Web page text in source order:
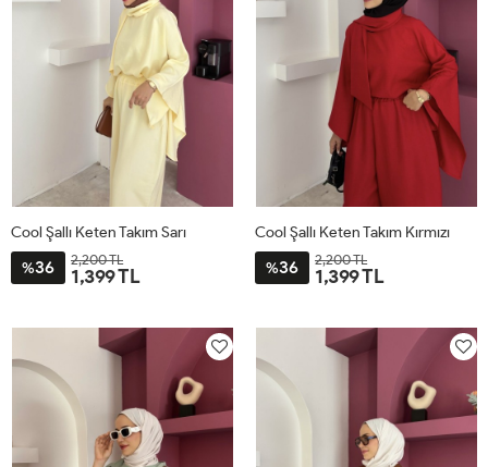
Cool Şallı Keten Takım Sarı
%36 2,200 TL
1,399 TL
Cool Şallı Keten Takım Kırmızı
%36 2,200 TL
1,399 TL